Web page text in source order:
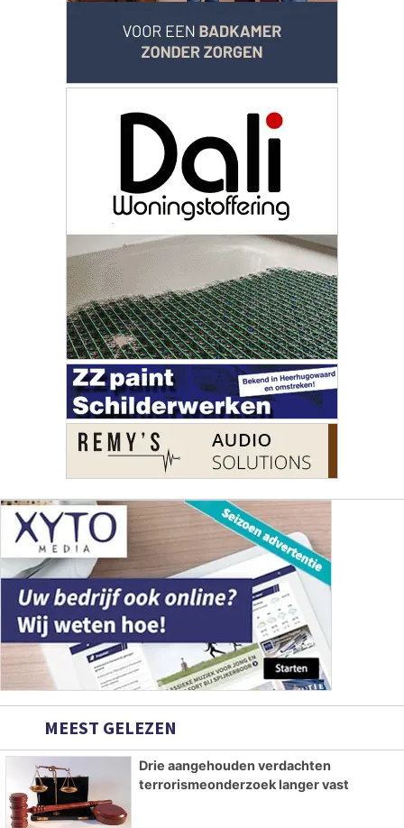
MEEST GELEZEN
Drie aangehouden verdachten
terrorismeonderzoek langer vast